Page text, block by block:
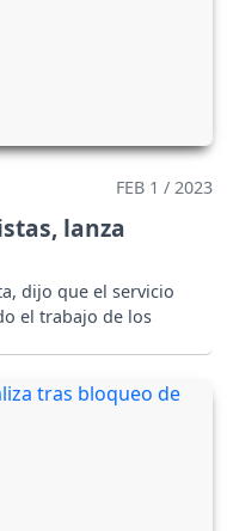
FEB 1 / 2023
lanza
dijo que el servicio
el trabajo de los